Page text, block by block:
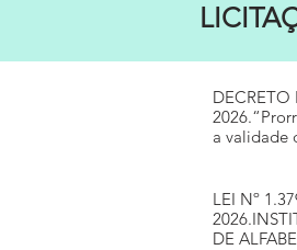
DECRETO
a validade
LEI Nº 1.379, DE 13 DE JULHO DE
DE